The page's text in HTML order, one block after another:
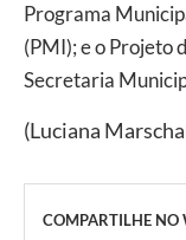
Programa
(PMI); e o Projeto
Secretaria
(Luciana
COMPARTILHE NO